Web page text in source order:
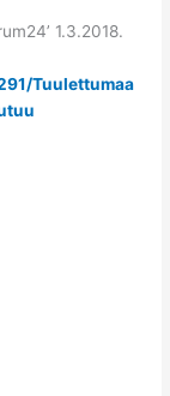
1.3.2018.
Tuulettumaa